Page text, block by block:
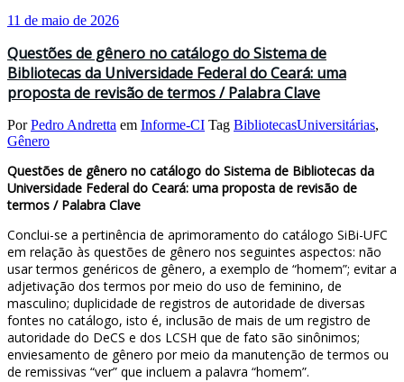
11 de maio de 2026
Questões de gênero no catálogo do Sistema de
Bibliotecas da Universidade Federal do Ceará: uma
proposta de revisão de termos / Palabra Clave
PorPedro Andretta em Informe-CI Tag BibliotecasUniversitárias,
Gênero
Questões de gênero no catálogo do Sistema de Bibliotecas da
Universidade Federal do Ceará: uma proposta de revisão de
termos / Palabra Clave
Conclui-se a pertinência de aprimoramento do catálogo SiBi-UFC
em relação às questões de gênero nos seguintes aspectos: não
usar termos genéricos de gênero, a exemplo de “homem”; evitar a
adjetivação dos termos por meio do uso de feminino, de
masculino; duplicidade de registros de autoridade de diversas
fontes no catálogo, isto é, inclusão de mais de um registro de
autoridade do DeCS e dos LCSH que de fato são sinônimos;
enviesamento de gênero por meio da manutenção de termos ou
de remissivas “ver” que incluem a palavra “homem”.